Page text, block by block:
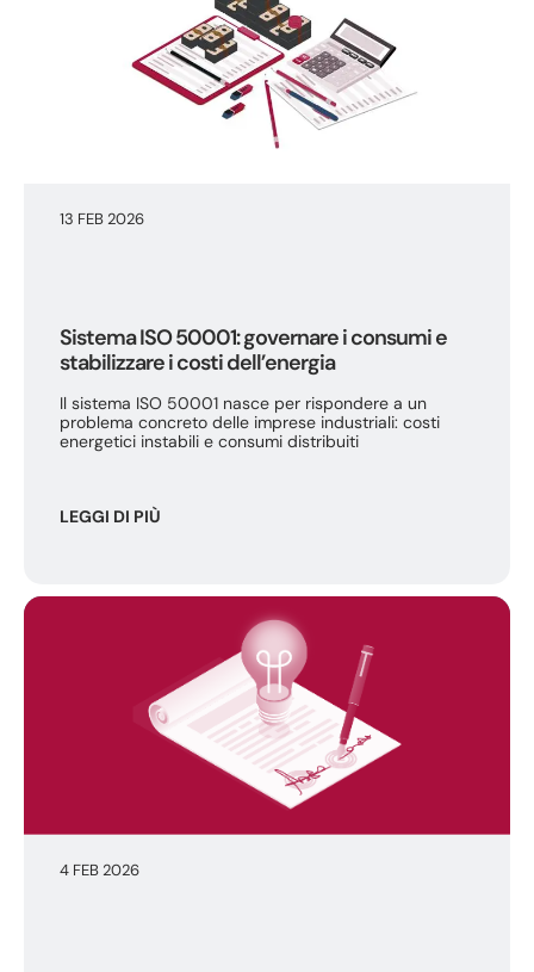
13 FEB 2026
Sistema ISO 50001: governare i consumi e
stabilizzare i costi dell’energia
Il sistema ISO 50001 nasce per rispondere a un
problema concreto delle imprese industriali: costi
energetici instabili e consumi distribuiti
LEGGI DI PIÙ
4 FEB 2026